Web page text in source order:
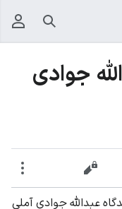
جستجو
جوادی
نمایش مبدأ
عبدالله جوادی آملی